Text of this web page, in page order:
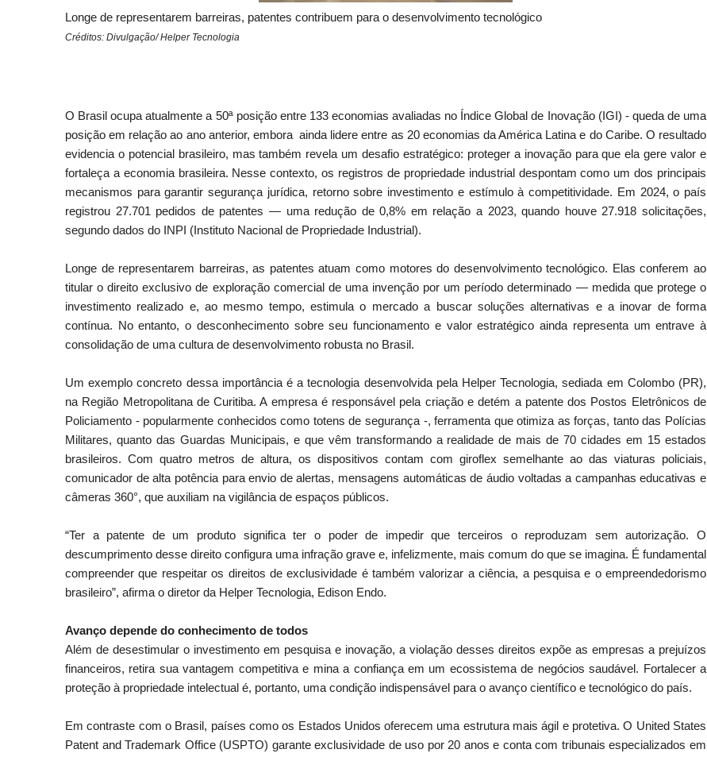
Longe de representarem barreiras, patentes contribuem para o desenvolvimento tecnológico
Créditos: Divulgação/ Helper Tecnologia
O Brasil ocupa atualmente a 50ª posição entre 133 economias avaliadas no Índice Global de Inovação (IGI) - queda de uma
posição em relação ao ano anterior, embora ainda lidere entre as 20 economias da América Latina e do Caribe. O resultado
evidencia o potencial brasileiro, mas também revela um desafio estratégico: proteger a inovação para que ela gere valor e
fortaleça a economia brasileira. Nesse contexto, os registros de propriedade industrial despontam como um dos principais
mecanismos para garantir segurança jurídica, retorno sobre investimento e estímulo à competitividade. Em 2024, o país
registrou 27.701 pedidos de patentes — uma redução de 0,8% em relação a 2023, quando houve 27.918 solicitações,
segundo dados do INPI (Instituto Nacional de Propriedade Industrial).
Longe de representarem barreiras, as patentes atuam como motores do desenvolvimento tecnológico. Elas conferem ao
titular o direito exclusivo de exploração comercial de uma invenção por um período determinado — medida que protege o
investimento realizado e, ao mesmo tempo, estimula o mercado a buscar soluções alternativas e a inovar de forma
contínua. No entanto, o desconhecimento sobre seu funcionamento e valor estratégico ainda representa um entrave à
consolidação de uma cultura de desenvolvimento robusta no Brasil.
Um exemplo concreto dessa importância é a tecnologia desenvolvida pela Helper Tecnologia, sediada em Colombo (PR),
na Região Metropolitana de Curitiba. A empresa é responsável pela criação e detém a patente dos Postos Eletrônicos de
Policiamento - popularmente conhecidos como totens de segurança -, ferramenta que otimiza as forças, tanto das Polícias
Militares, quanto das Guardas Municipais, e que vêm transformando a realidade de mais de 70 cidades em 15 estados
brasileiros. Com quatro metros de altura, os dispositivos contam com giroflex semelhante ao das viaturas policiais,
comunicador de alta potência para envio de alertas, mensagens automáticas de áudio voltadas a campanhas educativas e
câmeras 360°, que auxiliam na vigilância de espaços públicos.
“Ter a patente de um produto significa ter o poder de impedir que terceiros o reproduzam sem autorização. O
descumprimento desse direito configura uma infração grave e, infelizmente, mais comum do que se imagina. É fundamental
compreender que respeitar os direitos de exclusividade é também valorizar a ciência, a pesquisa e o empreendedorismo
brasileiro”, afirma o diretor da Helper Tecnologia, Edison Endo.
Avanço depende do conhecimento de todos
Além de desestimular o investimento em pesquisa e inovação, a violação desses direitos expõe as empresas a prejuízos
financeiros, retira sua vantagem competitiva e mina a confiança em um ecossistema de negócios saudável. Fortalecer a
proteção à propriedade intelectual é, portanto, uma condição indispensável para o avanço científico e tecnológico do país.
Em contraste com o Brasil, países como os Estados Unidos oferecem uma estrutura mais ágil e protetiva. O United States
Patent and Trademark Office (USPTO) garante exclusividade de uso por 20 anos e conta com tribunais especializados em